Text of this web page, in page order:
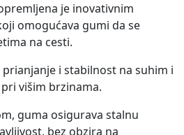
je inovativnim
omogućava gumi da se
na cesti.
i stabilnost na suhim i
višim brzinama.
guma osigurava stalnu
bez obzira na